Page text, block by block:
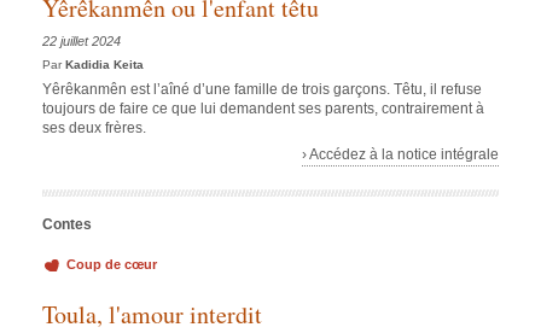
Yêrêkanmên ou l'enfant têtu
22 juillet 2024
ParKadidia Keita
Yêrêkanmên est l’aîné d’une famille de trois garçons. Têtu, il refuse
toujours de faire ce que lui demandent ses parents, contrairement à
ses deux frères.
› Accédez à la notice intégrale
Contes
Coup de cœur
Toula, l'amour interdit